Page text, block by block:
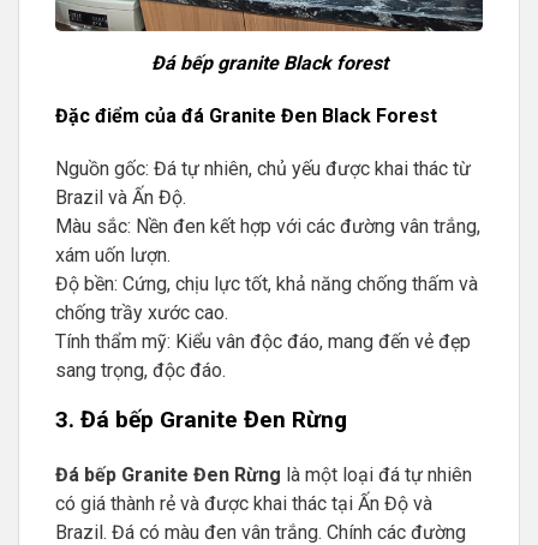
Đá bếp granite Black forest
Đặc điểm của đá Granite Đen Black Forest
Nguồn gốc: Đá tự nhiên, chủ yếu được khai thác từ
Brazil và Ấn Độ.
Màu sắc: Nền đen kết hợp với các đường vân trắng,
xám uốn lượn.
Độ bền: Cứng, chịu lực tốt, khả năng chống thấm và
chống trầy xước cao.
Tính thẩm mỹ: Kiểu vân độc đáo, mang đến vẻ đẹp
sang trọng, độc đáo.
3. Đá bếp Granite Đen Rừng
Đá bếp Granite Đen Rừng là một loại đá tự nhiên
có giá thành rẻ và được khai thác tại Ấn Độ và
Brazil. Đá có màu đen vân trắng. Chính các đường